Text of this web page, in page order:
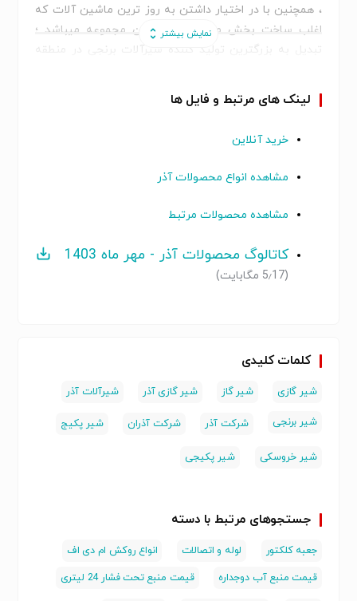
، همچنین با در اختیار داشتن به روز ترین ماشین آلات که
اغلب ساخت بخش ماشین سازی این مجموعه میباشد ؛
تبدیل به بزرگترین تولید کننده شیرآلات برنجی در منطقه
محصولات آذر هم از نظر کیفیت و هم از نظر تنوع کالای
تولیدی ، بدون شک یکی از پیشروان تولید شیرآلات برنجی و
دارای تمامی استاندارد های مرتبط و بروز معتبر داخلی و
خارجی میباشد.
دارد و میتوان این محصولات را در صنایع و تاسیسات مختلف
، صنایع کشاورزی و سایر سیستم های تاسیساتی مورد
استفاده قرار داد.
لینک های مرتبط و فایل ها
خرید آنلاین
مشاهده انواع محصولات آذر
مشاهده محصولات مرتبط
کاتالوگ محصولات آذر - مهر ماه 1403
(5٫17 مگابایت)
کلمات کلیدی
شیر گازی شیر گاز شیر گازی آذر شیرآلات آذر
شیر برنجی شرکت آذر شرکت آذران شیر پکیج
شیر خروسکی شیر پکیجی
جستجوهای مرتبط با دسته
جعبه کلکتور لوله و اتصالات
انواع روکش ام دی اف
قیمت منبع آب دوجداره
قیمت منبع تحت فشار 24 لیتری